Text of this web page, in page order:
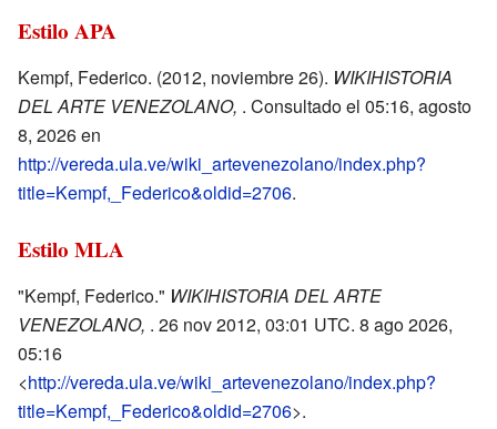
Estilo APA
Kempf, Federico. (2012, noviembre 26). WIKIHISTORIA
DEL ARTE VENEZOLANO, . Consultado el 05:16, agosto
8, 2026 en
http://vereda.ula.ve/wiki_artevenezolano/index.php?
title=Kempf,_Federico&oldid=2706.
Estilo MLA
"Kempf, Federico." WIKIHISTORIA DEL ARTE
VENEZOLANO, . 26 nov 2012, 03:01 UTC. 8 ago 2026,
05:16
<http://vereda.ula.ve/wiki_artevenezolano/index.php?
title=Kempf,_Federico&oldid=2706>.